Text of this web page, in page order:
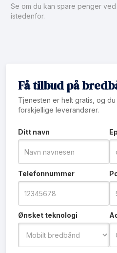
Se om du kan spare penger
istedenfor.
Få tilbud på
Tjenesten er helt gratis, og du
forskjellige leverandører.
Ditt navn
Telefonnummer
Ønsket teknologi